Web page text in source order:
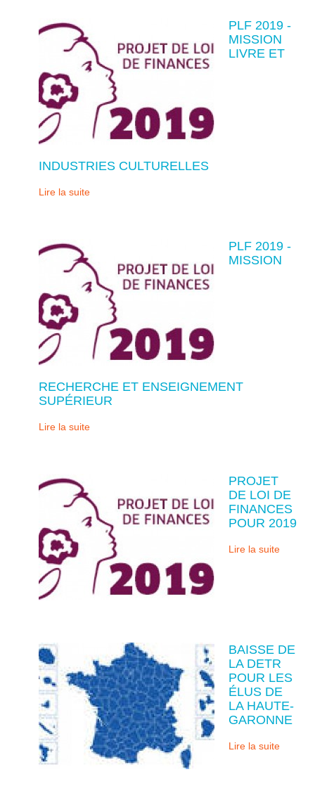
PLF 2019 -
MISSION
LIVRE ET
INDUSTRIES CULTURELLES
Lire la suite
PLF 2019 -
MISSION
RECHERCHE ET ENSEIGNEMENT
SUPÉRIEUR
Lire la suite
PROJET
DE LOI DE
FINANCES
POUR 2019
Lire la suite
BAISSE DE
LA DETR
POUR LES
ÉLUS DE
LA HAUTE-
GARONNE
Lire la suite